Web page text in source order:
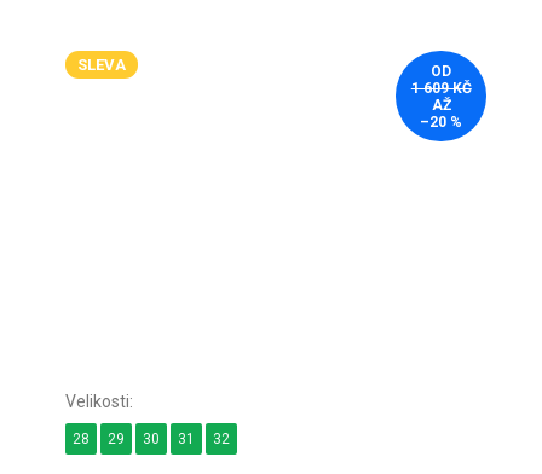
SLEVA
OD
1 609 KČ
AŽ
–20 %
28 29 30 31 32